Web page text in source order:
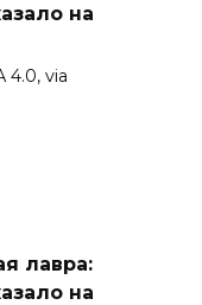
на
4.0, via
лавра:
на